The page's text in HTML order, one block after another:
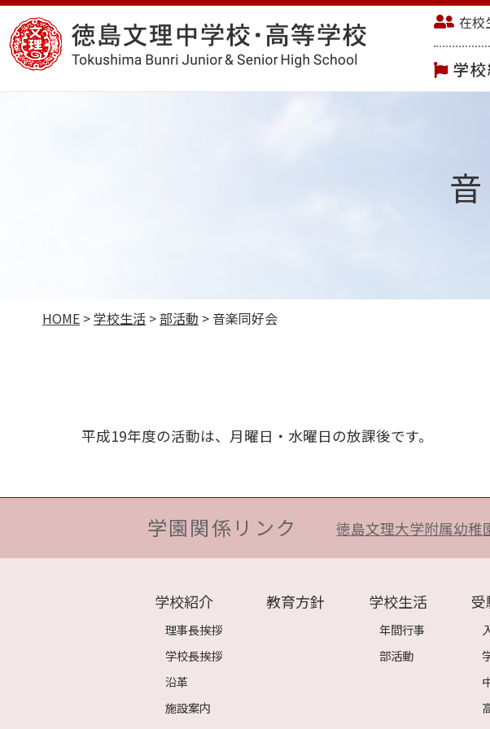
コ
ン
テ
島
在校
学
HOME >学校生活 >部活動 >音楽同好会
平成19年度の活動は、月曜日・水曜日の放課後です。
学園関係リンク 徳島文理大学附属幼稚
学校紹介
理事長挨拶
学校長挨拶
沿革
施設案内
教育方針 学校生活
年間行事
部活動